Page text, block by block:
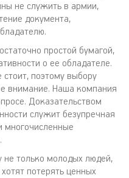
не служить в армии,
документа,
простой бумагой,
о ее обладателе.
поэтому выбору
внимание. Наша компания
Доказательством
служит безупречная
многочисленные
не только молодых людей,
потерять ценных